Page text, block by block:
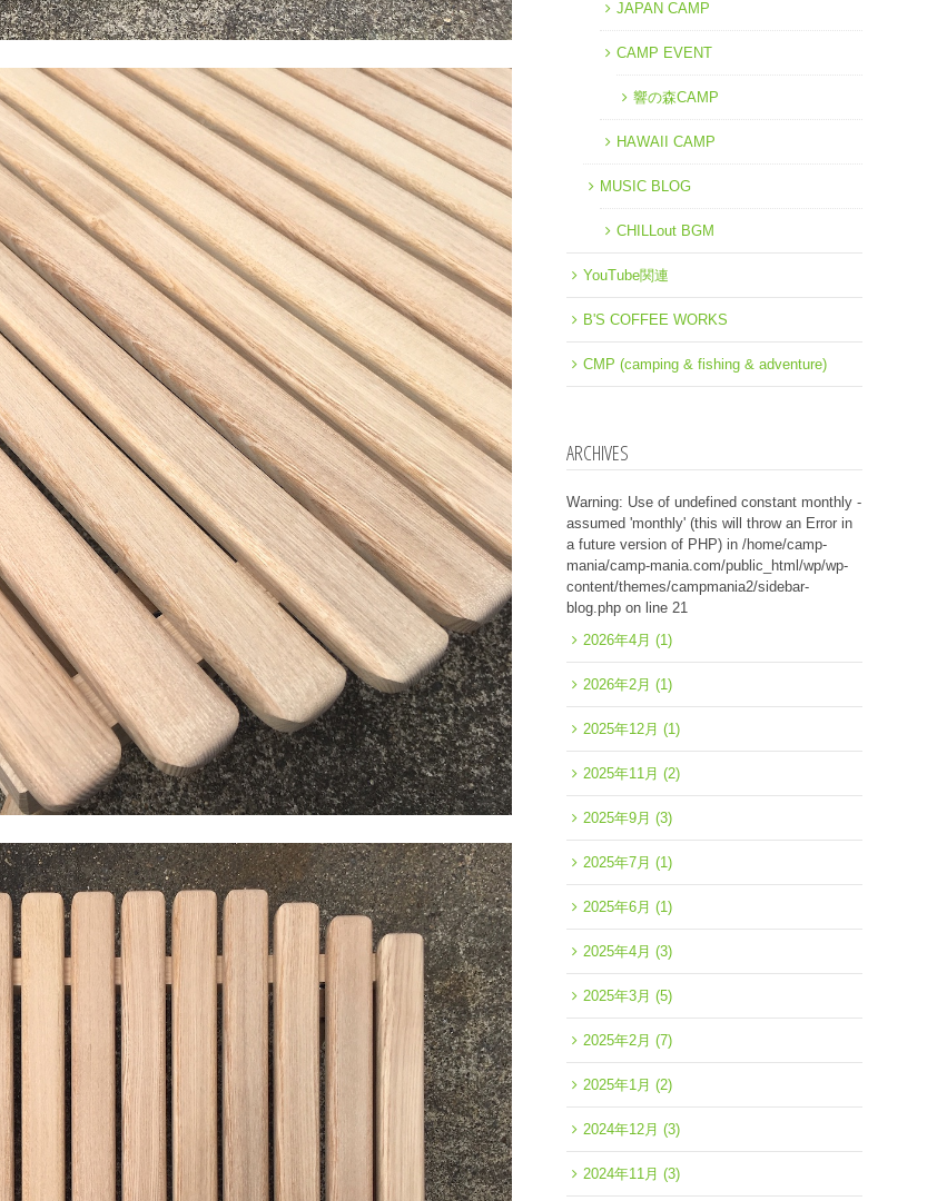
JAPAN CAMP
CAMP EVENT
響の森CAMP
HAWAII CAMP
MUSIC BLOG
CHILLout BGM
YouTube関連
B'S COFFEE WORKS
CMP (camping & fishing & adventure)
ARCHIVES
Warning: Use of undefined constant monthly -
assumed 'monthly' (this will throw an Error in
a future version of PHP) in /home/camp-
mania/camp-mania.com/public_html/wp/wp-
content/themes/campmania2/sidebar-
blog.phpon line 21
2026年4月 (1)
2026年2月 (1)
2025年12月 (1)
2025年11月 (2)
2025年9月 (3)
2025年7月 (1)
2025年6月 (1)
2025年4月 (3)
2025年3月 (5)
2025年2月 (7)
2025年1月 (2)
2024年12月 (3)
2024年11月 (3)